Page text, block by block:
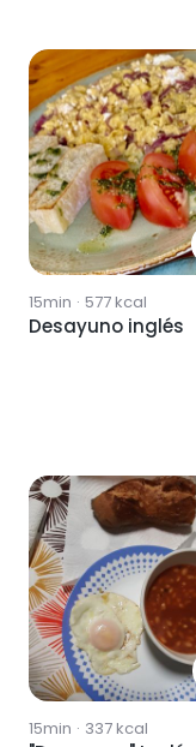
15min · 577kcal
Desayuno inglés
15min · 337kcal